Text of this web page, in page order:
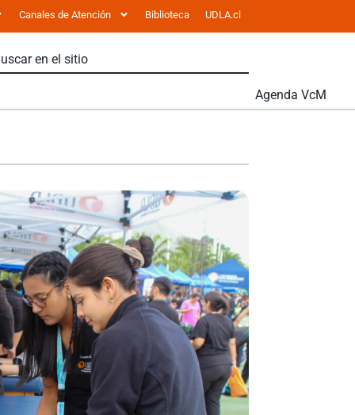
Canales de Atención Biblioteca UDLA.cl
Agenda VcM